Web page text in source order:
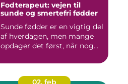
Fodterapeut: vejen til
sunde og smertefri fødder
Sunde fødder er en vigtig del
af hverdagen, men mange
opdager det først, når nog...
02. feb